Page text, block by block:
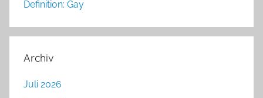
Definition: Gay
Archiv
Juli 2026